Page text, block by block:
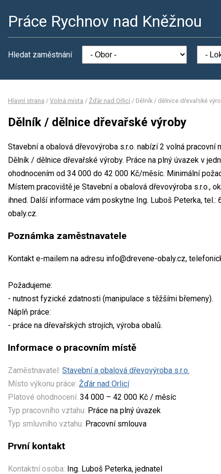
Práce Rychnov nad Kněžnou
Hledat zaměstnání
Hlavní strana / Volná místa / Žďár nad Orlicí / Dělník / dělnice dřevařské
Dělník / dělnice dřevařské výroby
Stavební a obalová dřevovýroba s.r.o. nabízí 2 volná
Dělník / dělnice dřevařské výroby. Práce na plný úvazek v
ohodnocením od 34 000 do 42 000 Kč/měsíc. Minimální
Místem pracoviště je Stavební a obalová dřevovýroba s.r.o.,
ihned. Další informace vám poskytne Ing. Luboš Peterka,
obaly.cz.
Poznámka zaměstnavatele
Kontakt e-mailem na adresu info@drevene-obaly.cz,
Požadujeme:
- nutnost fyzické zdatnosti (manipulace s těžšími břemeny).
Náplň práce:
- práce na dřevařských strojích, výroba obalů.
Informace o pracovním místě
Zaměstnavatel: Stavební a obalová dřevovýroba s.r.o.
Místo výkonu práce: Žďár nad Orlicí
Platové ohodnocení: 34 000 – 42 000 Kč / měsíc
Typ pracovního vztahu: Práce na plný úvazek
Typ smluvního vztahu: Pracovní smlouva
První kontakt
Kontaktní osoba: Ing. Luboš Peterka, jednatel